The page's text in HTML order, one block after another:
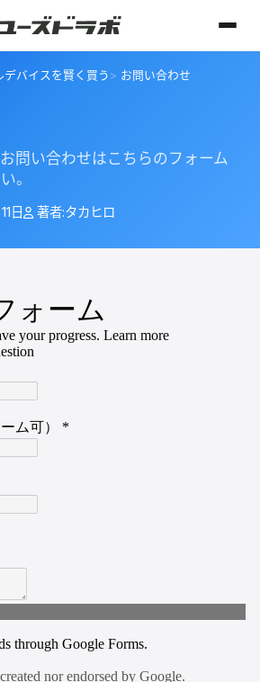
バイスを賢く買う お問い合わせ
問い合わせはこちらのフォーム
。
日 著者:タカヒロ